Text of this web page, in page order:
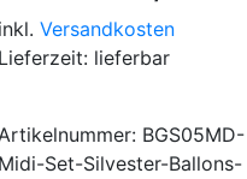
inkl. Versandkosten
Lieferzeit: lieferbar
BGS05MD-
Midi-Set-Silvester-Ballons-